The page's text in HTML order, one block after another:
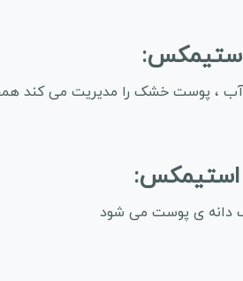
آب ، پوست خشک را مدیریت می کند
دانه ی پوست می شود